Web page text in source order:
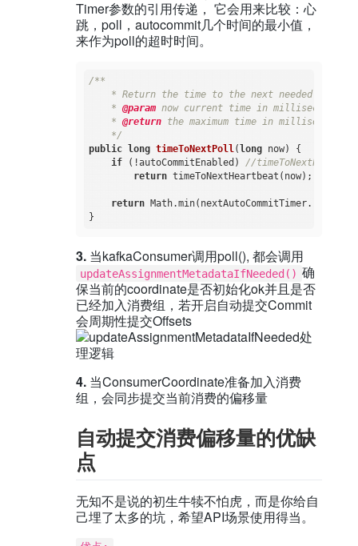
Timer参数的引用传递， 它会用来比较：心
跳，poll，autocommit几个时间的最小值，
来作为poll的超时时间。
/**
* Return the time to the next needed
    *
@param now current time in milliseconds
    *
@return the maximum time in
    */
public
long timeToNextPoll( long now)
{
if (!autoCommitEnabled) //timeToNextPoll
return timeToNextHeartbeat(now);
return
3.当kafkaConsumer调用poll(), 都会调用
updateAssignmentMetadataIfNeeded() 确
保当前的coordinate是否初始化ok并且是否
已经加入消费组，若开启自动提交Commit
会周期性提交Offsets
4.当ConsumerCoordinate准备加入消费
组，会同步提交当前消费的偏移量
自动提交消费偏移量的优缺
点
无知不是说的初生牛犊不怕虎，而是你给自
己埋了太多的坑，希望API场景使用得当。